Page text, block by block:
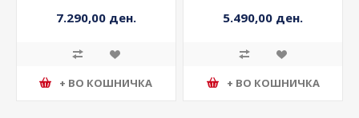
7.290,00 ден.
+ ВО КОШНИЧКА
5.490,00 ден.
+ ВО КОШНИЧКА